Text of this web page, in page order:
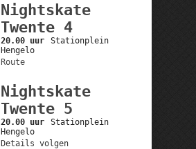
Nightskate
Twente 4
20.00 uur
Stationplein
Hengelo
Route
Nightskate
Twente 5
20.00 uur
Stationplein
Hengelo
Details volgen